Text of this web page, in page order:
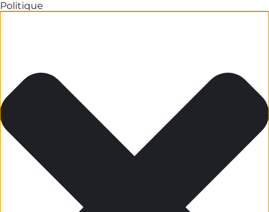
Politique